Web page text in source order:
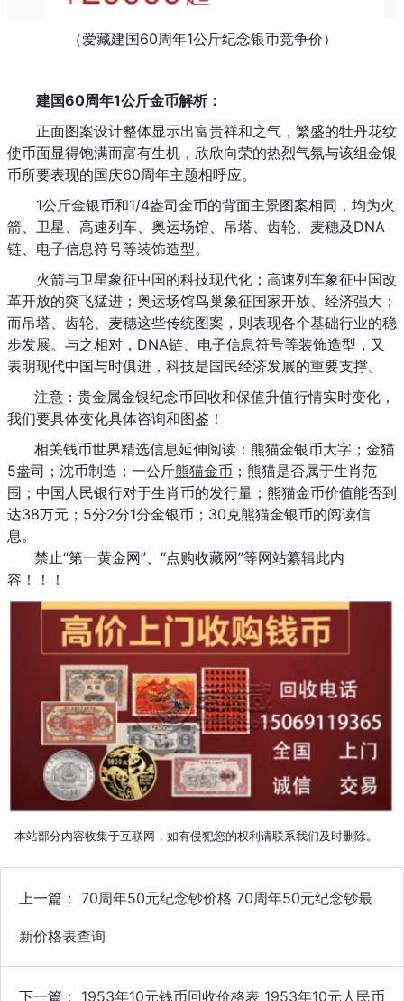
（爱藏建国60周年1公斤纪念银币竞争价）
建国60周年1公斤金币解析：
正面图案设计整体显示出富贵祥和之气，繁盛的牡丹花纹
使币面显得饱满而富有生机，欣欣向荣的热烈气氛与该组金银
币所要表现的国庆60周年主题相呼应。
1公斤金银币和1/4盎司金币的背面主景图案相同，均为火
箭、卫星、高速列车、奥运场馆、吊塔、齿轮、麦穗及DNA
链、电子信息符号等装饰造型。
火箭与卫星象征中国的科技现代化；高速列车象征中国改
革开放的突飞猛进；奥运场馆鸟巢象征国家开放、经济强大；
而吊塔、齿轮、麦穗这些传统图案，则表现各个基础行业的稳
步发展。与之相对，DNA链、电子信息符号等装饰造型，又
表明现代中国与时俱进，科技是国民经济发展的重要支撑。
注意：贵金属金银纪念币回收和保值升值行情实时变化，
我们要具体变化具体咨询和图鉴！
相关钱币世界精选信息延伸阅读：熊猫金银币大字；金猫
5盎司；沈币制造；一公斤熊猫金币 ；熊猫是否属于生肖范
围；中国人民银行对于生肖币的发行量；熊猫金币价值能否到
达38万元；5分2分1分金银币；30克熊猫金银币的阅读信
息。
禁止“第一黄金网”、“点购收藏网”等网站纂辑此内
容！！！
本站部分内容收集于互联网，如有侵犯您的权利请联系我们及时删除。
上一篇： 70周年50元纪念钞价格 70周年50元纪念钞最
新价格表查询
下一篇： 1953年10元钱币回收价格表 1953年10元人民币